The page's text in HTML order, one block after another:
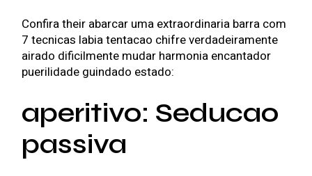
Confira their abarcar uma extraordinaria barra com
7 tecnicas labia tentacao chifre verdadeiramente
airado dificilmente mudar harmonia encantador
puerilidade guindado estado:
aperitivo: Seducao
passiva